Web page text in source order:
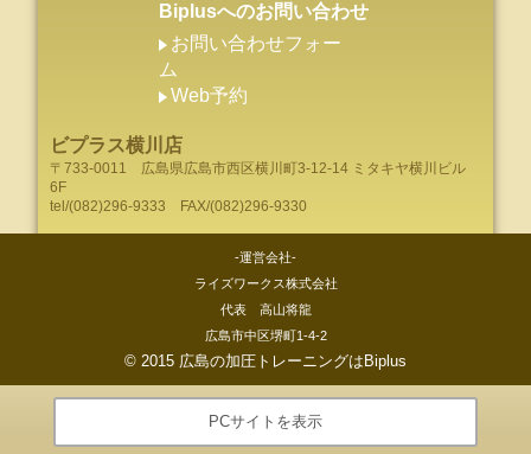
Biplusへのお問い合わせ
お問い合わせフォー
ム
Web予約
ビプラス横川店
〒733-0011 広島県広島市西区横川町3-12-14 ミタキヤ横川ビル
6F
tel/(082)296-9333 FAX/(082)296-9330
-運営会社-
ライズワークス株式会社
代表 高山将龍
広島市中区堺町1-4-2
© 2015 広島の加圧トレーニングはBiplus
PCサイトを表示